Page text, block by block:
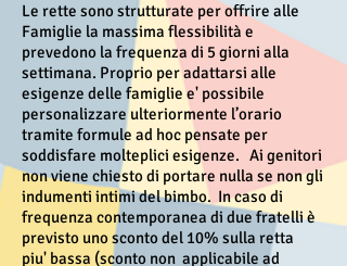
Le rette sono strutturate per offrire alle
Famiglie la massima flessibilità e
prevedono la frequenza di 5 giorni alla
settimana. Proprio per adattarsi alle
esigenze delle famiglie e' possibile
personalizzare ulteriormente l’orario
tramite formule ad hoc pensate per
soddisfare molteplici esigenze. Ai genitori
non viene chiesto di portare nulla se non gli
indumenti intimi del bimbo. In caso di
frequenza contemporanea di due fratelli è
previsto uno sconto del 10% sulla retta
piu' bassa (sconto non applicabile ad